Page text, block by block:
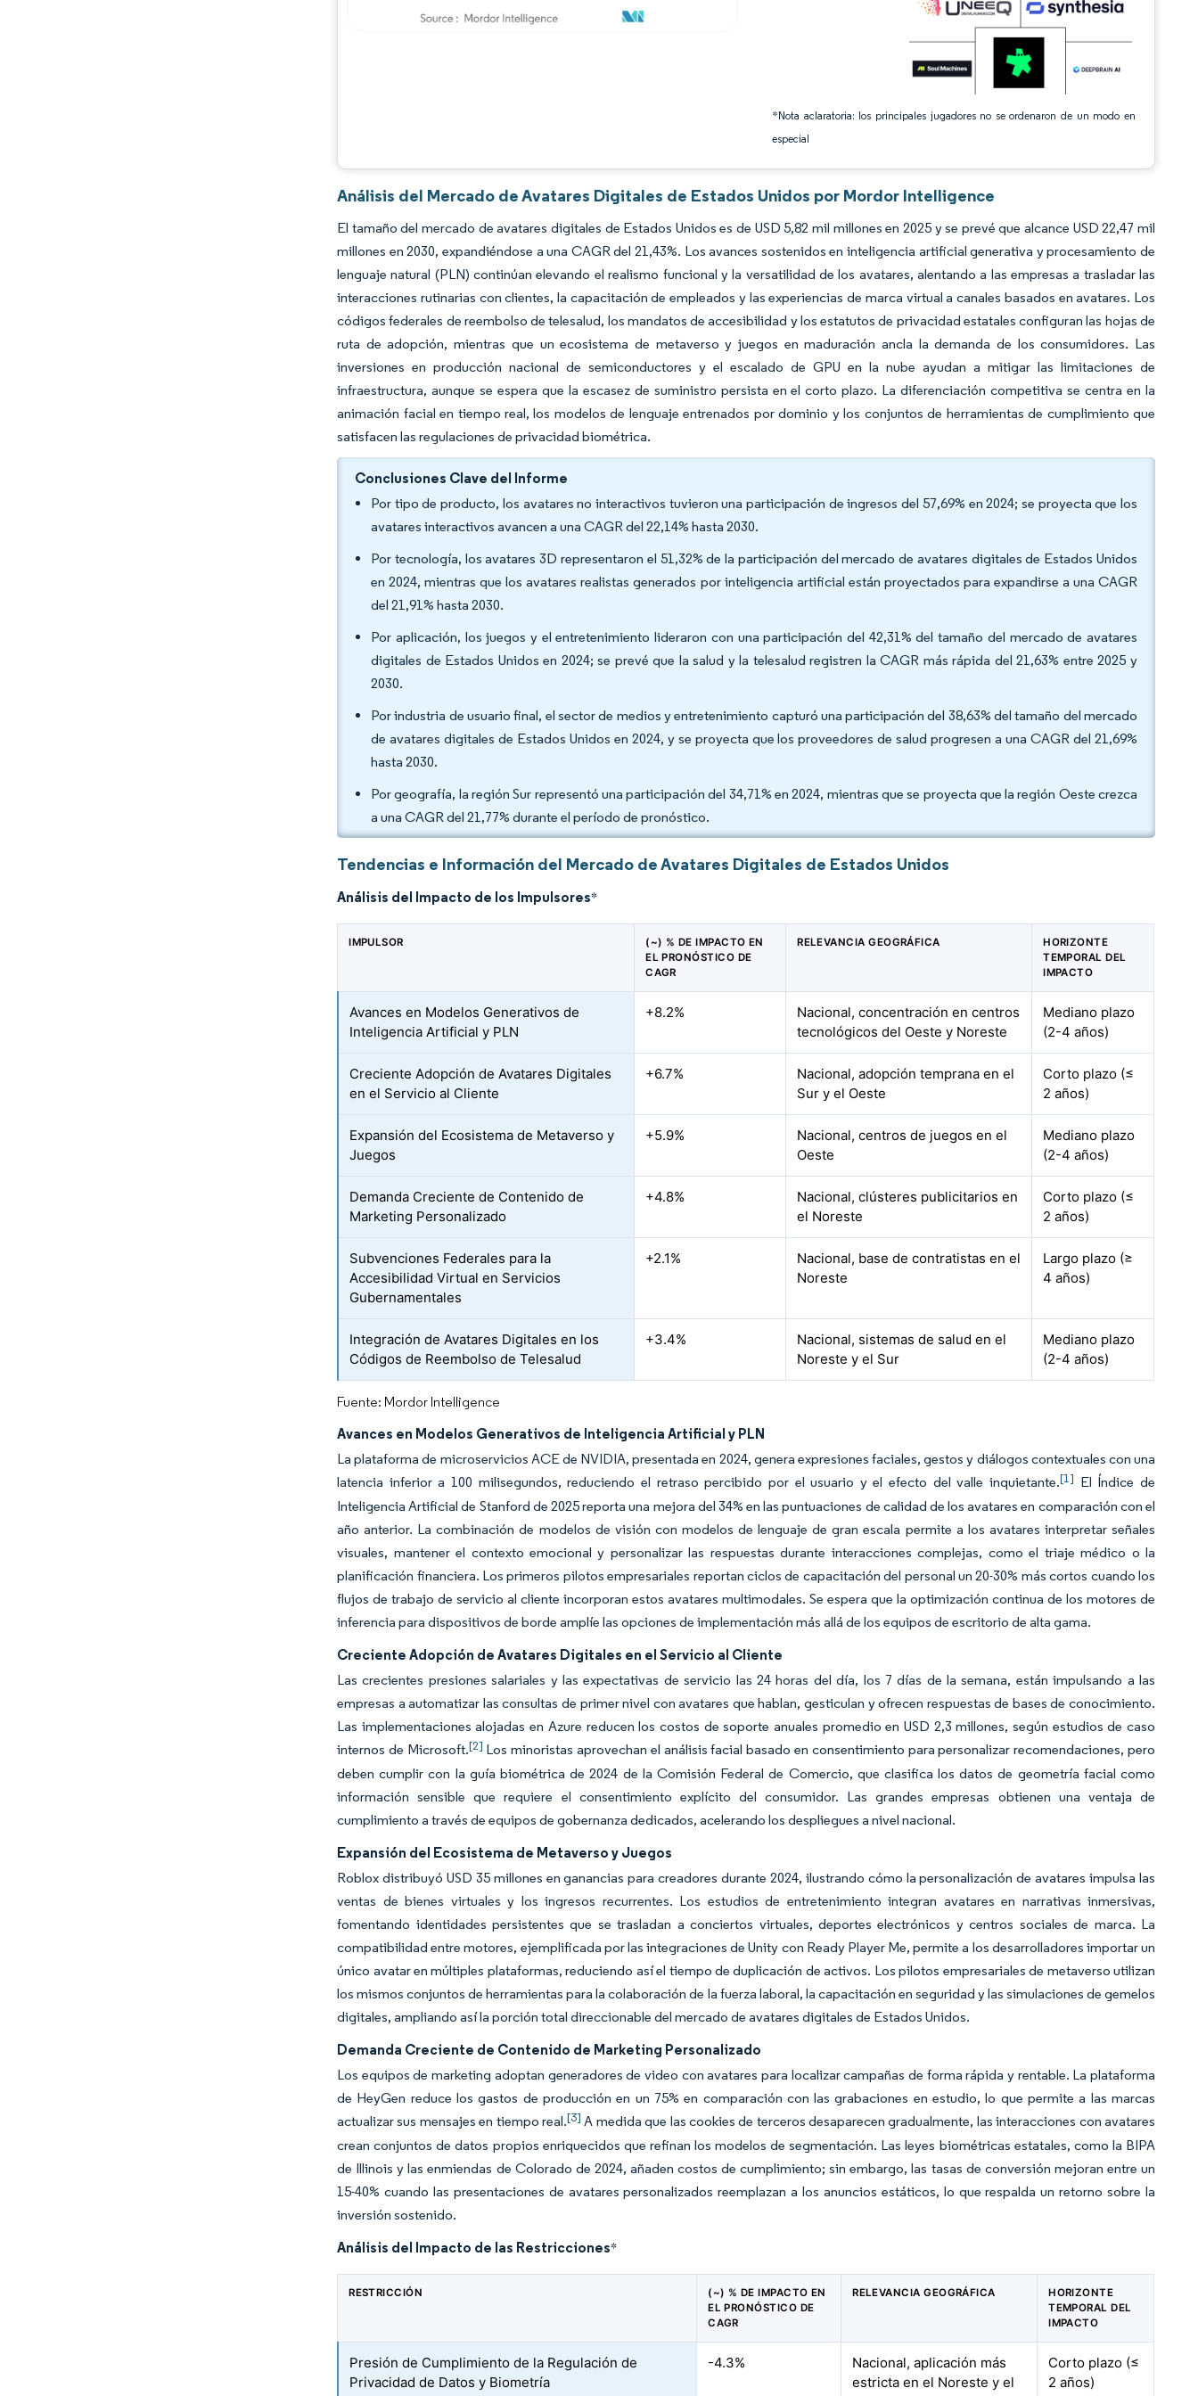
*Nota aclaratoria: los principales jugadores no se ordenaron de un modo en
especial
Análisis del Mercado de Avatares Digitales de Estados Unidos por Mordor Intelligence
El tamaño del mercado de avatares digitales de Estados Unidos es de USD 5,82 mil millones en 2025 y se prevé que alcance USD 22,47 mil
millones en 2030, expandiéndose a una CAGR del 21,43%. Los avances sostenidos en inteligencia artificial generativa y procesamiento de
lenguaje natural (PLN) continúan elevando el realismo funcional y la versatilidad de los avatares, alentando a las empresas a trasladar las
interacciones rutinarias con clientes, la capacitación de empleados y las experiencias de marca virtual a canales basados en avatares. Los
códigos federales de reembolso de telesalud, los mandatos de accesibilidad y los estatutos de privacidad estatales configuran las hojas de
ruta de adopción, mientras que un ecosistema de metaverso y juegos en maduración ancla la demanda de los consumidores. Las
inversiones en producción nacional de semiconductores y el escalado de GPU en la nube ayudan a mitigar las limitaciones de
infraestructura, aunque se espera que la escasez de suministro persista en el corto plazo. La diferenciación competitiva se centra en la
animación facial en tiempo real, los modelos de lenguaje entrenados por dominio y los conjuntos de herramientas de cumplimiento que
satisfacen las regulaciones de privacidad biométrica.
Conclusiones Clave del Informe
Por tipo de producto, los avatares no interactivos tuvieron una participación de ingresos del 57,69% en 2024; se proyecta que los
avatares interactivos avancen a una CAGR del 22,14% hasta 2030.
Por tecnología, los avatares 3D representaron el 51,32% de la participación del mercado de avatares digitales de Estados Unidos
en 2024, mientras que los avatares realistas generados por inteligencia artificial están proyectados para expandirse a una CAGR
del 21,91% hasta 2030.
Por aplicación, los juegos y el entretenimiento lideraron con una participación del 42,31% del tamaño del mercado de avatares
digitales de Estados Unidos en 2024; se prevé que la salud y la telesalud registren la CAGR más rápida del 21,63% entre 2025 y
2030.
Por industria de usuario final, el sector de medios y entretenimiento capturó una participación del 38,63% del tamaño del mercado
de avatares digitales de Estados Unidos en 2024, y se proyecta que los proveedores de salud progresen a una CAGR del 21,69%
hasta 2030.
Por geografía, la región Sur representó una participación del 34,71% en 2024, mientras que se proyecta que la región Oeste crezca
a una CAGR del 21,77% durante el período de pronóstico.
Tendencias e Información del Mercado de Avatares Digitales de Estados Unidos
Análisis del Impacto de los Impulsores*
IMPULSOR
(~) % DE IMPACTO EN
EL PRONÓSTICO DE
CAGR
RELEVANCIA GEOGRÁFICA
HORIZONTE
TEMPORAL DEL
IMPACTO
Avances en Modelos Generativos de
Inteligencia Artificial y PLN
+8.2%
Nacional, concentración en centros
tecnológicos del Oeste y Noreste
Mediano plazo
(2-4 años)
Creciente Adopción de Avatares Digitales
en el Servicio al Cliente
+6.7%
Nacional, adopción temprana en el
Sur y el Oeste
Corto plazo (≤
2 años)
Expansión del Ecosistema de Metaverso y
Juegos
+5.9%
Nacional, centros de juegos en el
Oeste
Mediano plazo
(2-4 años)
Demanda Creciente de Contenido de
Marketing Personalizado
+4.8%
Nacional, clústeres publicitarios en
el Noreste
Corto plazo (≤
2 años)
Subvenciones Federales para la
Accesibilidad Virtual en Servicios
Gubernamentales
+2.1%
Nacional, base de contratistas en el
Noreste
Largo plazo (≥
4 años)
Integración de Avatares Digitales en los
Códigos de Reembolso de Telesalud
+3.4%
Nacional, sistemas de salud en el
Noreste y el Sur
Mediano plazo
(2-4 años)
Fuente: Mordor Intelligence
Avances en Modelos Generativos de Inteligencia Artificial y PLN
La plataforma de microservicios ACE de NVIDIA, presentada en 2024, genera expresiones faciales, gestos y diálogos contextuales con una
latencia inferior a 100 milisegundos, reduciendo el retraso percibido por el usuario y el efecto del valle inquietante.[1] El Índice de
Inteligencia Artificial de Stanford de 2025 reporta una mejora del 34% en las puntuaciones de calidad de los avatares en comparación con el
año anterior. La combinación de modelos de visión con modelos de lenguaje de gran escala permite a los avatares interpretar señales
visuales, mantener el contexto emocional y personalizar las respuestas durante interacciones complejas, como el triaje médico o la
planificación financiera. Los primeros pilotos empresariales reportan ciclos de capacitación del personal un 20-30% más cortos cuando los
flujos de trabajo de servicio al cliente incorporan estos avatares multimodales. Se espera que la optimización continua de los motores de
inferencia para dispositivos de borde amplíe las opciones de implementación más allá de los equipos de escritorio de alta gama.
Creciente Adopción de Avatares Digitales en el Servicio al Cliente
Las crecientes presiones salariales y las expectativas de servicio las 24 horas del día, los 7 días de la semana, están impulsando a las
empresas a automatizar las consultas de primer nivel con avatares que hablan, gesticulan y ofrecen respuestas de bases de conocimiento.
Las implementaciones alojadas en Azure reducen los costos de soporte anuales promedio en USD 2,3 millones, según estudios de caso
internos de Microsoft.[2] Los minoristas aprovechan el análisis facial basado en consentimiento para personalizar recomendaciones, pero
deben cumplir con la guía biométrica de 2024 de la Comisión Federal de Comercio, que clasifica los datos de geometría facial como
información sensible que requiere el consentimiento explícito del consumidor. Las grandes empresas obtienen una ventaja de
cumplimiento a través de equipos de gobernanza dedicados, acelerando los despliegues a nivel nacional.
Expansión del Ecosistema de Metaverso y Juegos
Roblox distribuyó USD 35 millones en ganancias para creadores durante 2024, ilustrando cómo la personalización de avatares impulsa las
ventas de bienes virtuales y los ingresos recurrentes. Los estudios de entretenimiento integran avatares en narrativas inmersivas,
fomentando identidades persistentes que se trasladan a conciertos virtuales, deportes electrónicos y centros sociales de marca. La
compatibilidad entre motores, ejemplificada por las integraciones de Unity con Ready Player Me, permite a los desarrolladores importar un
único avatar en múltiples plataformas, reduciendo así el tiempo de duplicación de activos. Los pilotos empresariales de metaverso utilizan
los mismos conjuntos de herramientas para la colaboración de la fuerza laboral, la capacitación en seguridad y las simulaciones de gemelos
digitales, ampliando así la porción total direccionable del mercado de avatares digitales de Estados Unidos.
Demanda Creciente de Contenido de Marketing Personalizado
Los equipos de marketing adoptan generadores de video con avatares para localizar campañas de forma rápida y rentable. La plataforma
de HeyGen reduce los gastos de producción en un 75% en comparación con las grabaciones en estudio, lo que permite a las marcas
actualizar sus mensajes en tiempo real.[3] A medida que las cookies de terceros desaparecen gradualmente, las interacciones con avatares
crean conjuntos de datos propios enriquecidos que refinan los modelos de segmentación. Las leyes biométricas estatales, como la BIPA
de Illinois y las enmiendas de Colorado de 2024, añaden costos de cumplimiento; sin embargo, las tasas de conversión mejoran entre un
15-40% cuando las presentaciones de avatares personalizados reemplazan a los anuncios estáticos, lo que respalda un retorno sobre la
inversión sostenido.
Análisis del Impacto de las Restricciones*
RESTRICCIÓN
(~) % DE IMPACTO EN
EL PRONÓSTICO DE
CAGR
RELEVANCIA GEOGRÁFICA
HORIZONTE
TEMPORAL DEL
IMPACTO
Presión de Cumplimiento de la Regulación de
Privacidad de Datos y Biometría
-4.3%
Nacional, aplicación más
estricta en el Noreste y el
Corto plazo (≤
2 años)